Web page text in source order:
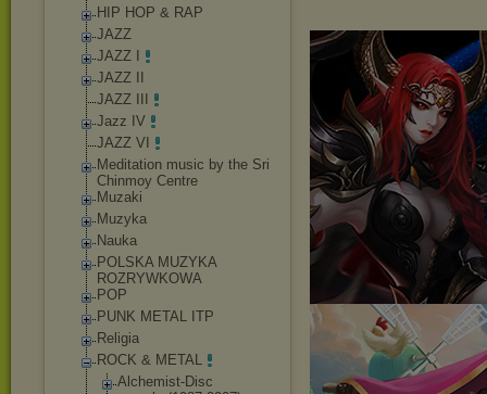
HIP HOP & RAP
JAZZ
JAZZ I
JAZZ II
JAZZ III
Jazz IV
JAZZ VI
Meditation music by the Sri
Chinmoy Centre
Muzaki
Muzyka
Nauka
POLSKA MUZYKA
ROZRYWKOWA
POP
PUNK METAL ITP
Religia
ROCK & METAL
Alchemist-Disc